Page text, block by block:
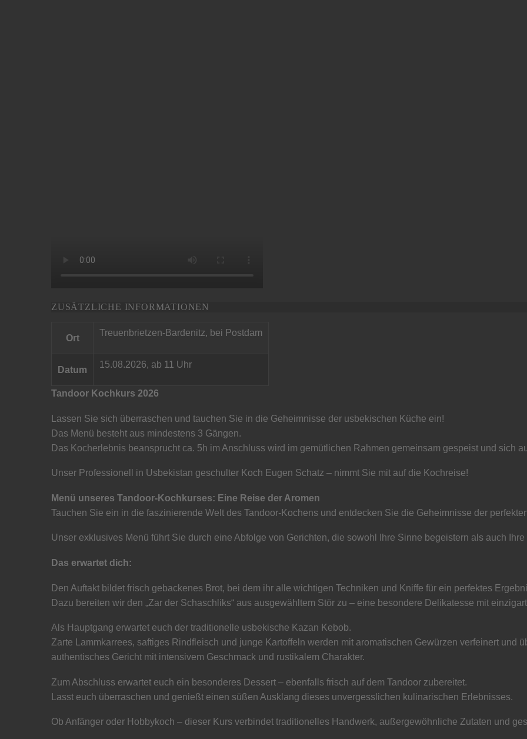
ZUSÄTZLICHE INFORMATIONEN
Ort
Treuenbrietzen-Bardenitz, bei Postdam
Datum
15.08.2026, ab 11 Uhr
Tandoor Kochkurs 2026
Lassen Sie sich überraschen und tauchen Sie in die Geheimnisse der usbekischen Küche ein!
Das Menü besteht aus mindestens 3 Gängen.
Das Kocherlebnis beansprucht ca. 5h im Anschluss wird im gemütlichen Rahmen gemeinsam gespeist und sich
Unser Professionell in Usbekistan geschulter Koch Eugen Schatz – nimmt Sie mit auf die Kochreise!
Menü unseres Tandoor-Kochkurses: Eine Reise der Aromen
Tauchen Sie ein in die faszinierende Welt des Tandoor-Kochens und entdecken Sie die Geheimnisse der
Unser exklusives Menü führt Sie durch eine Abfolge von Gerichten, die sowohl Ihre Sinne begeistern als auch
Das erwartet dich:
Den Auftakt bildet frisch gebackenes Brot, bei dem ihr alle wichtigen Techniken und Kniffe für ein perfektes
Dazu bereiten wir den „Zar der Schaschliks“ aus ausgewähltem Stör zu – eine besondere Delikatesse mit
Als Hauptgang erwartet euch der traditionelle usbekische Kazan Kebob.
Zarte Lammkarrees, saftiges Rindfleisch und junge Kartoffeln werden mit aromatischen Gewürzen verfeinert und
authentisches Gericht mit intensivem Geschmack und rustikalem Charakter.
Zum Abschluss erwartet euch ein besonderes Dessert – ebenfalls frisch auf dem Tandoor zubereitet.
Lasst euch überraschen und genießt einen süßen Ausklang dieses unvergesslichen kulinarischen Erlebnisses.
Ob Anfänger oder Hobbykoch – dieser Kurs verbindet traditionelles Handwerk, außergewöhnliche Zutaten und